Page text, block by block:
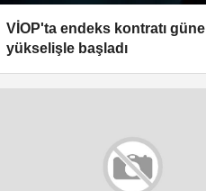
VİOP'ta endeks kontratı güne
yükselişle başladı